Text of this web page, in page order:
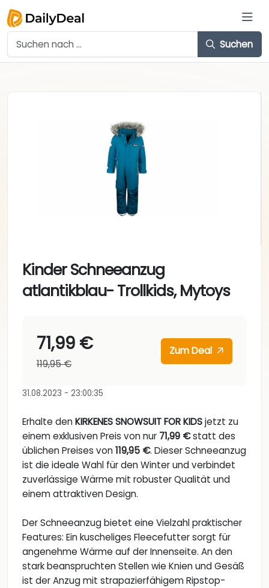
Suchen
Kinder Schneeanzug
atlantikblau- Trollkids, Mytoys
71,99 €
119,95 €
Zum Deal
31.08.2023 - 23:00:35
Erhalte denKIRKENES SNOWSUIT FOR KIDSjetzt zu
einem exklusiven Preis von nur 71,99 €statt des
üblichen Preises von119,95 €. Dieser Schneeanzug
ist die ideale Wahl für den Winter und verbindet
zuverlässige Wärme mit robuster Qualität und
einem attraktiven Design.
Der Schneeanzug bietet eine Vielzahl praktischer
Features: Ein kuscheliges Fleecefutter sorgt für
angenehme Wärme auf der Innenseite. An den
stark beanspruchten Stellen wie Knien und Gesäß
ist der Anzug mit strapazierfähigem Ripstop-